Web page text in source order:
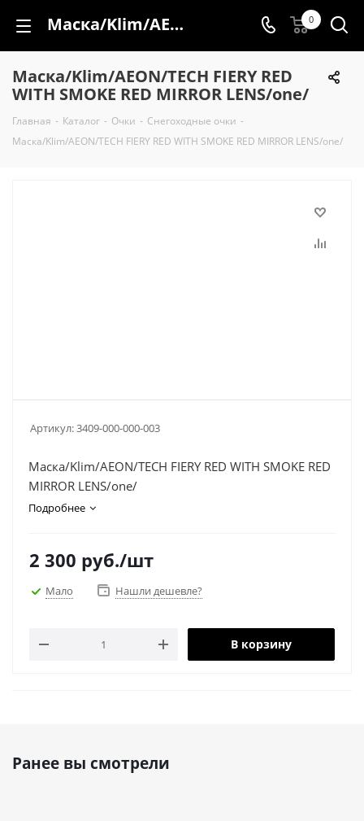
Маска/Klim/AEON/TECH FIERY RED WITH SMOKE RED MIRROR LENS/one/ 0
Маска/Klim/AEON/TECH FIERY RED
WITH SMOKE RED MIRROR LENS/one/
Главная - Каталог - Очки - Снегоходные очки -
Маска/Klim/AEON/TECH FIERY RED WITH SMOKE RED MIRROR LENS/one/
Артикул:3409-000-000-003
Маска/Klim/AEON/TECH FIERY RED WITH SMOKE RED
MIRROR LENS/one/
Подробнее
2 300 руб./шт
Мало Нашли дешевле?
В корзину
Ранее вы смотрели